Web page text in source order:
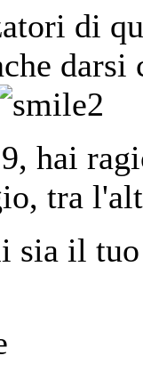
di
hai
tra
sia il